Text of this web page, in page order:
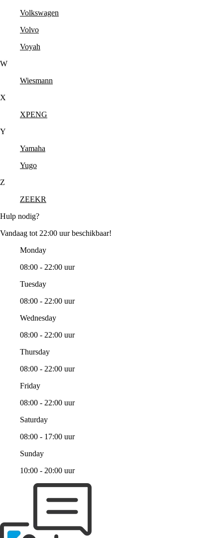
Volkswagen
Volvo
Voyah
W
Wiesmann
X
XPENG
Y
Yamaha
Yugo
Z
ZEEKR
Hulp nodig?
Vandaag tot 22:00 uur beschikbaar!
Monday
08:00 - 22:00 uur
Tuesday
08:00 - 22:00 uur
Wednesday
08:00 - 22:00 uur
Thursday
08:00 - 22:00 uur
Friday
08:00 - 22:00 uur
Saturday
08:00 - 17:00 uur
Sunday
10:00 - 20:00 uur